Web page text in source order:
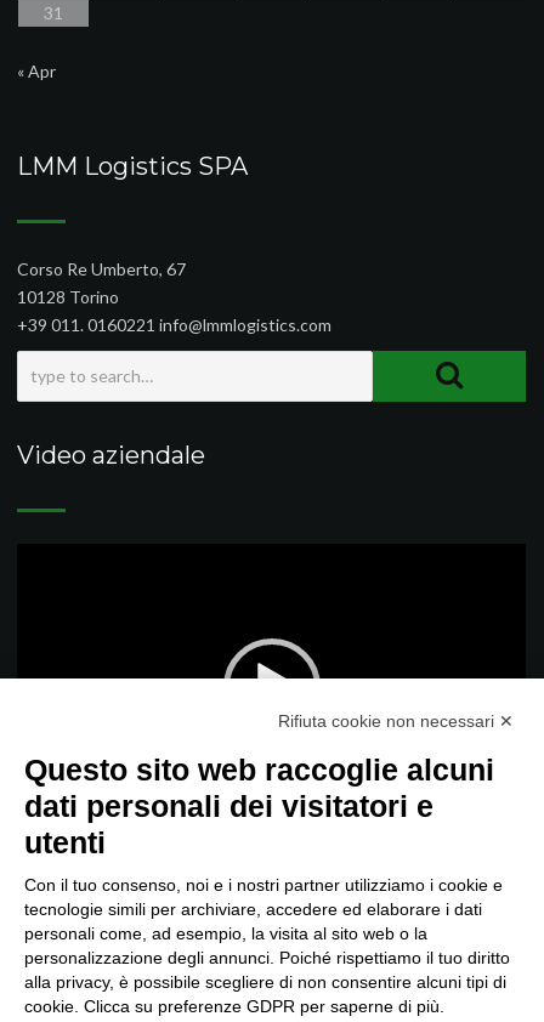
31
« Apr
LMM Logistics SPA
Corso Re Umberto, 67
10128 Torino
+39 011. 0160221 info@lmmlogistics.com
Video aziendale
00:00
Informativa
Politica per la Qualità
Whistleblowing – Procedura
Rifiuta cookie non necessari ✕
Questo sito web raccoglie alcuni
dati personali dei visitatori e
utenti
Con il tuo consenso, noi e i nostri partner utilizziamo i cookie e
tecnologie simili per archiviare, accedere ed elaborare i dati
personali come, ad esempio, la visita al sito web o la
personalizzazione degli annunci. Poiché rispettiamo il tuo diritto
alla privacy, è possibile scegliere di non consentire alcuni tipi di
cookie. Clicca su preferenze GDPR per saperne di più.